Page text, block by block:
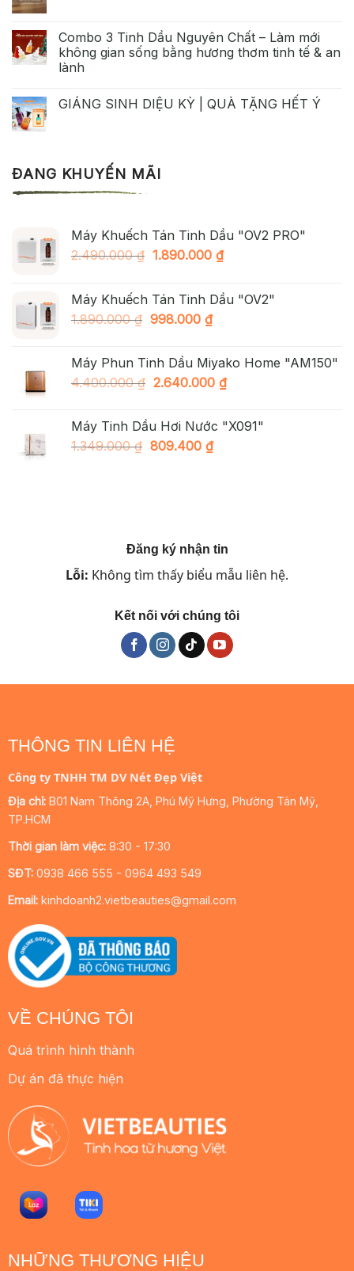
Combo 3 Tinh Dầu Nguyên Chất – Làm mới
không gian sống bằng hương thơm tinh tế & an
lành
GIÁNG SINH DIỆU KỲ | QUÀ TẶNG HẾT Ý
ĐANG KHUYẾN MÃI
Máy Khuếch Tán Tinh Dầu "OV2 PRO"
2.490.000₫ Giá
2.490.000 ₫.
1.890.000 ₫Giá
là:
Máy Khuếch Tán Tinh Dầu "OV2"
1.890.000₫ Giá
1.890.000 ₫.
998.000 ₫Giá
là:
998.000 ₫.
Máy Phun Tinh Dầu Miyako Home "AM150"
4.400.000₫ Giá
4.400.000 ₫.
2.640.000 ₫Giá
là:
Máy Tinh Dầu Hơi Nước "X091"
1.349.000₫ Giá
809.400 ₫Giá
Đăng ký nhận tin
Lỗi: Không tìm thấy biểu mẫu liên hệ.
Kết nối với chúng tôi
VỀ CHÚNG TÔI
Quá trình hình thành
Dự án đã thực hiện
NHỮNG THƯƠNG HIỆU
THÔNG TIN LIÊN HỆ
Công ty TNHH TM DV Nét Đẹp Việt
Địa chỉ: B01 Nam Thông 2A, Phú Mỹ Hưng, Phường Tân Mỹ,
TP.HCM
Thời gian làm việc:8:30 - 17:30
SĐT:0938 466 555 - 0964 493 549
Email:kinhdoanh2.vietbeauties@gmail.com